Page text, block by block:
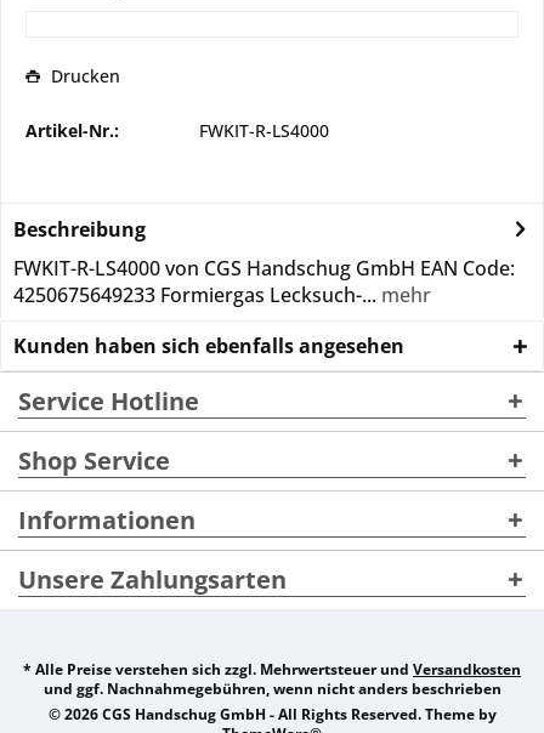
Drucken
Artikel-Nr.: FWKIT-R-LS4000
Beschreibung
FWKIT-R-LS4000 von CGS Handschug GmbH EAN Code:
4250675649233 Formiergas Lecksuch-... mehr
Kunden haben sich ebenfalls angesehen
Service Hotline
Shop Service
Informationen
Unsere Zahlungsarten
* Alle Preise verstehen sich zzgl. Mehrwertsteuer und Versandkosten
und ggf. Nachnahmegebühren, wenn nicht anders beschrieben
© 2026 CGS Handschug GmbH - All Rights Reserved. Theme by